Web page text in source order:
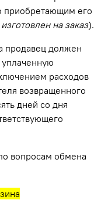
приобретающим его
на заказ).
продавец должен
расходов
возвращенного
дней со дня
вопросам обмена